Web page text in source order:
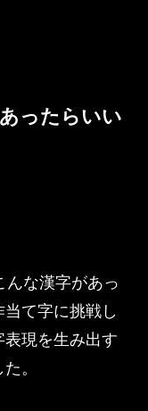
ったらいい
んな漢字があっ
て字に挑戦し
表現を生み出す
。